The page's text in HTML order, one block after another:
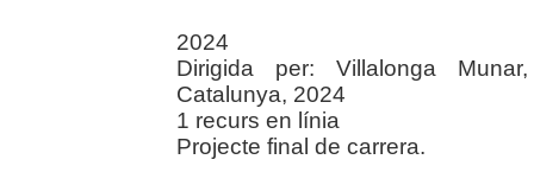
2024
Dirigida per: Villalonga
Catalunya, 2024
1 recurs en línia
Projecte final de carrera.